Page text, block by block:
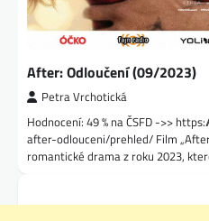
After: Odloučení (09/2023)
Petra Vrchotická
Hodnocení: 49 % na ČSFD ->>
after-odlouceni/prehled/ Film
romantické drama z roku 2023,